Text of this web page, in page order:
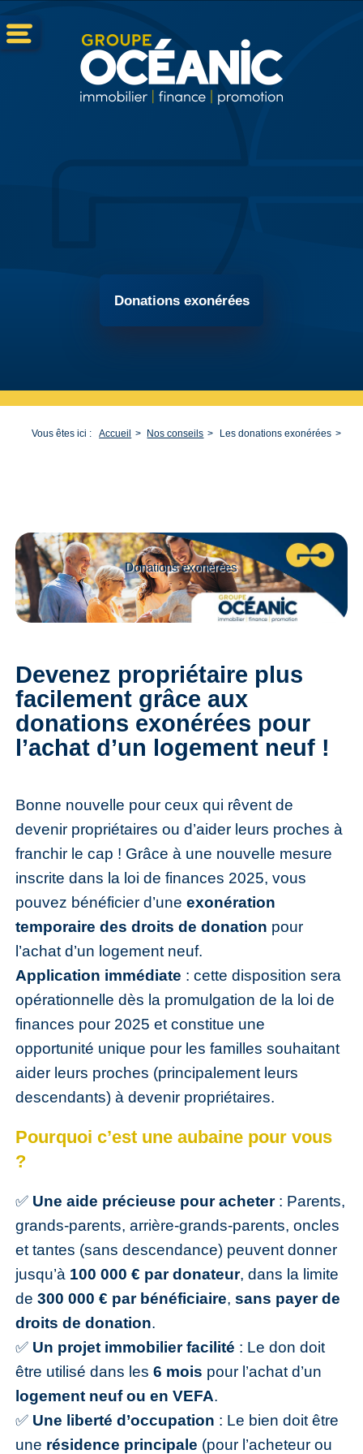
Donations exonérées
Vous êtes ici : Accueil Nos conseils Les donations exonérées
Donations exonérées
Devenez propriétaire plus
facilement grâce aux
donations exonérées pour
l’achat d’un logement neuf !
Bonne nouvelle pour ceux qui rêvent de
devenir propriétaires ou d’aider leurs proches à
franchir le cap ! Grâce à une nouvelle mesure
inscrite dans la loi de finances 2025, vous
pouvez bénéficier d’uneexonération
temporaire des droits de donation pour
l’achat d’un logement neuf.
Application immédiate : cette disposition sera
opérationnelle dès la promulgation de la loi de
finances pour 2025 et constitue une
opportunité unique pour les familles souhaitant
aider leurs proches (principalement leurs
descendants) à devenir propriétaires.
Pourquoi c’est une aubaine pour vous
?
✅ Une aide précieuse pour acheter: Parents,
grands-parents, arrière-grands-parents, oncles
et tantes (sans descendance) peuvent donner
jusqu’à 100 000 € par donateur, dans la limite
de300 000 € par bénéficiaire,sans payer de
droits de donation.
✅ Un projet immobilier facilité : Le don doit
être utilisé dans les6 mois pour l’achat d’un
logement neuf ou en VEFA.
✅ Une liberté d’occupation : Le bien doit être
une résidence principale (pour l’acheteur ou